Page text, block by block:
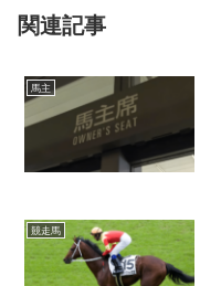
関連記事
馬主
競走馬